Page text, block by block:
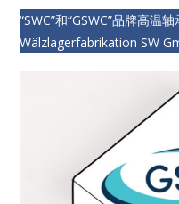
“SWC”和“GSWC”品牌高温
Wälzlagerfabrikation SW